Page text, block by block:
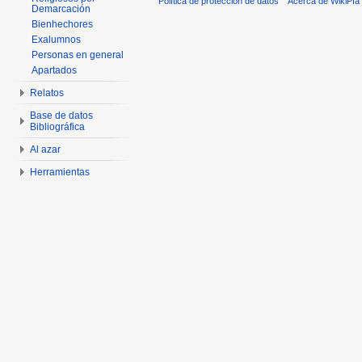
Demarcación
Bienhechores
Exalumnos
Personas en general
Apartados
Relatos
Base de datos
Bibliográfica
Al azar
Herramientas